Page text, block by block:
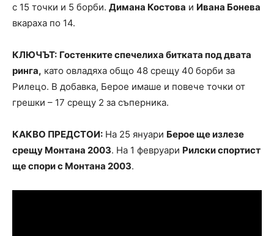
с 15 точки и 5 борби. Димана Костова и Ивана Бонева
вкараха по 14.
КЛЮЧЪТ: Гостенките спечелиха битката под двата
ринга, като овладяха общо 48 срещу 40 борби за
Рилецо. В добавка, Берое имаше и повече точки от
грешки – 17 срещу 2 за съперника.
КАКВО ПРЕДСТОИ: На 25 януари Берое ще излезе
срещу Монтана 2003. На 1 февруари Рилски спортист
ще спори с Монтана 2003.